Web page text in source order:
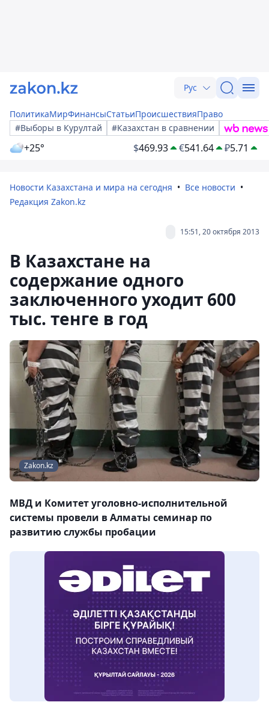
Рус
ПолитикаМирФинансыСтатьиПроисшествияПраво
#Выборы в Курултай
#Казахстан в сравнении
+25° $469.93 €541.64 ₽5.71
Новости Казахстана и мира на сегодня
Все новости
Редакция Zakon.kz
15:51, 20 октября 2013
В Казахстане на
содержание одного
заключенного уходит 600
тыс. тенге в год
Zakon.kz
МВД и Комитет уголовно-исполнительной
системы провели в Алматы семинар по
развитию службы пробации